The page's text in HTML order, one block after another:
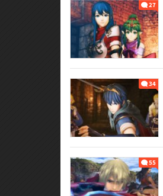
27
34
55